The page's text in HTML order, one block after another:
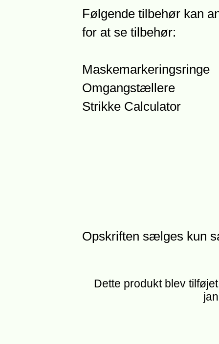
Følgende tilbehør kan
for at se tilbehør:
Maskemarkeringsringe
Omgangstællere
Strikke Calculator
Opskriften sælges kun
Dette produkt blev